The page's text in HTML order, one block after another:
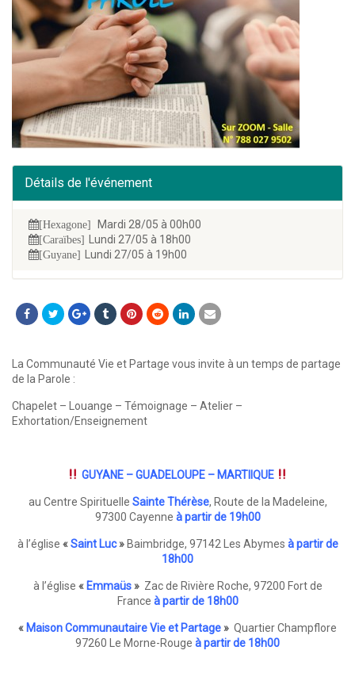
Détails de l'événement
[Hexagone] Mardi 28/05 à 00h00
[Caraïbes] Lundi 27/05 à 18h00
[Guyane] Lundi 27/05 à 19h00
La Communauté Vie et Partage vous invite à un temps de partage
de la Parole :
Chapelet – Louange – Témoignage – Atelier –
Exhortation/Enseignement
GUYANE – GUADELOUPE – MARTIIQUE
au Centre Spirituelle Sainte Thérèse, Route de la Madeleine,
97300 Cayenne à partir de 19h00
à l’église «Saint Luc»Baimbridge, 97142 Les Abymes à partir de
18h00
à l’église « Emmaüs» Zac de Rivière Roche, 97200 Fort de
France à partir de 18h00
« Maison Communautaire Vie et Partage» Quartier Champflore
97260 Le Morne-Rouge à partir de 18h00